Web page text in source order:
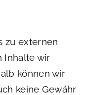
zu externen
Inhalte wir
können wir
keine Gewähr